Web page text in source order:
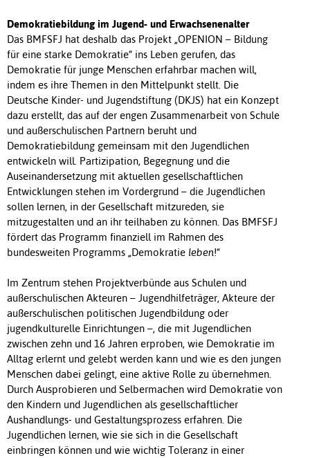
Demokratiebildung im Jugend- und Erwachsenenalter
Das BMFSFJ hat deshalb das Projekt „OPENION – Bildung
für eine starke Demokratie“ ins Leben gerufen, das
Demokratie für junge Menschen erfahrbar machen will,
indem es ihre Themen in den Mittelpunkt stellt. Die
Deutsche Kinder- und Jugendstiftung (DKJS) hat ein Konzept
dazu erstellt, das auf der engen Zusammenarbeit von Schule
und außerschulischen Partnern beruht und
Demokratiebildung gemeinsam mit den Jugendlichen
entwickeln will. Partizipation, Begegnung und die
Auseinandersetzung mit aktuellen gesellschaftlichen
Entwicklungen stehen im Vordergrund – die Jugendlichen
sollen lernen, in der Gesellschaft mitzureden, sie
mitzugestalten und an ihr teilhaben zu können. Das BMFSFJ
fördert das Programm finanziell im Rahmen des
bundesweiten Programms „Demokratie leben!“
Im Zentrum stehen Projektverbünde aus Schulen und
außerschulischen Akteuren – Jugendhilfeträger, Akteure der
außerschulischen politischen Jugendbildung oder
jugendkulturelle Einrichtungen –, die mit Jugendlichen
zwischen zehn und 16 Jahren erproben, wie Demokratie im
Alltag erlernt und gelebt werden kann und wie es den jungen
Menschen dabei gelingt, eine aktive Rolle zu übernehmen.
Durch Ausprobieren und Selbermachen wird Demokratie von
den Kindern und Jugendlichen als gesellschaftlicher
Aushandlungs- und Gestaltungsprozess erfahren. Die
Jugendlichen lernen, wie sie sich in die Gesellschaft
einbringen können und wie wichtig Toleranz in einer